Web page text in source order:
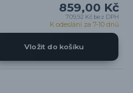
859,00 Kč
709,92 Kč bez DPH
K odeslání za 7-10 dnů
Vložit do košíku